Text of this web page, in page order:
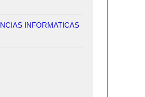
INFORMATICAS